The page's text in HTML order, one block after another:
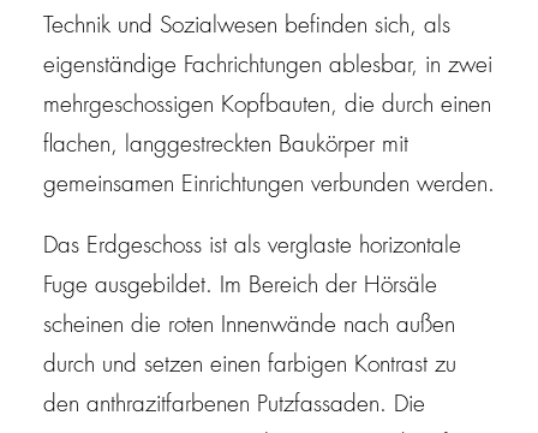
Technik und Sozialwesen befinden sich, als
eigenständige Fachrichtungen ablesbar, in zwei
mehrgeschossigen Kopfbauten, die durch einen
flachen, langgestreckten Baukörper mit
gemeinsamen Einrichtungen verbunden werden.
Das Erdgeschoss ist als verglaste horizontale
Fuge ausgebildet. Im Bereich der Hörsäle
scheinen die roten Innenwände nach außen
durch und setzen einen farbigen Kontrast zu
den anthrazitfarbenen Putzfassaden. Die